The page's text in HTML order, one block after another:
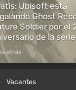
Ubisoft está
Ghost
Soldier por el
de la serie
atrás
Vacantes